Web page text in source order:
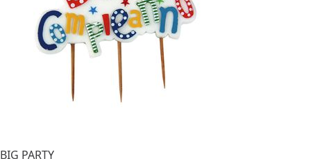
BIG PARTY